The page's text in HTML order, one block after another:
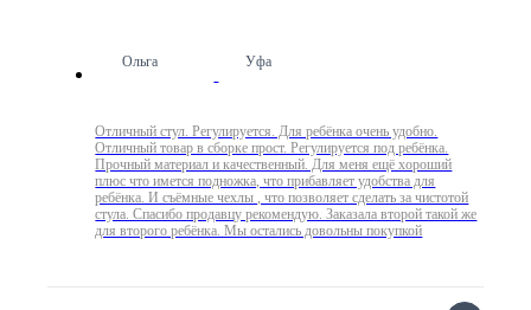
Ольга Уфа
Отличный стул. Регулируется. Для ребёнка очень удобно.
Отличный товар в сборке прост. Регулируется под ребёнка.
Прочный материал и качественный. Для меня ещё хороший
плюс что имется подножка, что прибавляет удобства для
ребёнка. И съёмные чехлы , что позволяет сделать за чистотой
стула. Спасибо продавцу рекомендую. Заказала второй такой же
для второго ребёнка. Мы остались довольны покупкой